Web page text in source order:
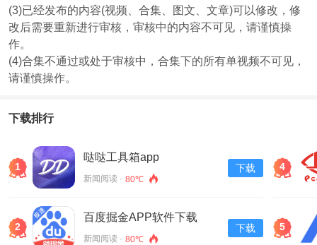
(3)已经发布的内容(视频、合集、图文、文章)可以修改，修
改后需要重新进行审核，审核中的内容不可见，请谨慎操
作。
(4)合集不通过或处于审核中，合集下的所有单视频不可见，
请谨慎操作。
下载排行
1
哒哒工具箱app
新闻阅读 · 80℃
下载
2
百度掘金APP软件下载
新闻阅读 · 80℃
下载
4
5